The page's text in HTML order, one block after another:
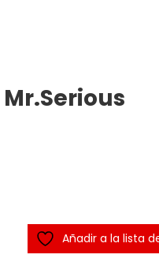
Añadir a la lista